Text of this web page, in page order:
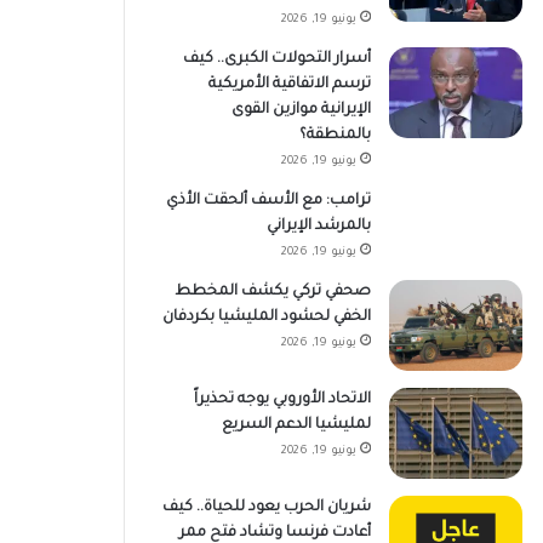
يونيو 19, 2026
أسرار التحولات الكبرى.. كيف
ترسم الاتفاقية الأمريكية
الإيرانية موازين القوى
بالمنطقة؟
يونيو 19, 2026
ترامب: مع الأسف ألحقت الأذي
بالمرشد الإيراني
يونيو 19, 2026
صحفي تركي يكشف المخطط
الخفي لحشود المليشيا بكردفان
يونيو 19, 2026
الاتحاد الأوروبي يوجه تحذيراً
لمليشيا الدعم السريع
يونيو 19, 2026
شريان الحرب يعود للحياة.. كيف
أعادت فرنسا وتشاد فتح ممر